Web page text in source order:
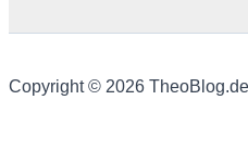
Copyright © 2026 TheoBlog.de